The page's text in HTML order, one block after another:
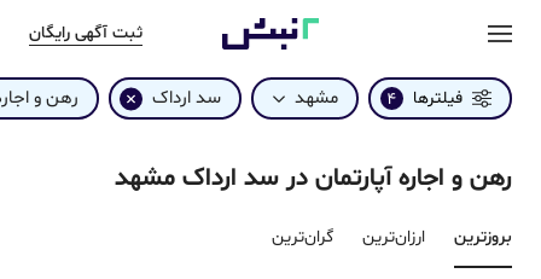
ثبت آگهی رایگان
فیلترها 4 مشهد سد ارداک رهن و
رهن و اجاره آپارتمان در سد ارداک مشهد
بروزترین‌ ارزان‌ترین گران‌ترین